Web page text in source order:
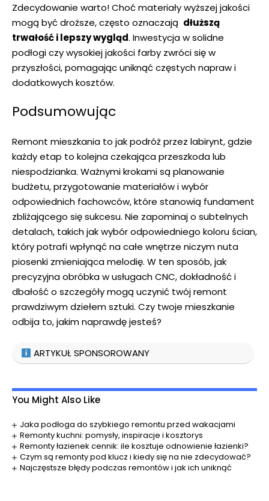
Zdecydowanie warto! Choć ‍materiały wyższej‍ jakości
mogą być droższe, ​często oznaczają ‌ dłuższą
trwałość​ i ⁣lepszy wygląd.​ Inwestycja w solidne⁣
podłogi czy wysokiej jakości farby‍ zwróci‍ się ⁢w
przyszłości, pomagając uniknąć częstych napraw i⁢
dodatkowych​ kosztów.
Podsumowując
Remont ⁤mieszkania to jak podróż przez labirynt, gdzie
⁤każdy etap to kolejna ⁣czekająca przeszkoda lub
niespodzianka. Ważnymi‍ krokami są planowanie⁣
budżetu, przygotowanie materiałów i wybór
odpowiednich fachowców, ⁢które⁣ stanowią fundament
zbliżającego się sukcesu. Nie zapominaj o⁢ subtelnych
detalach, takich jak wybór odpowiedniego koloru ścian,
który potrafi wpłynąć na całe wnętrze niczym nuta
⁤piosenki ⁣zmieniająca melodię. W ten sposób, jak
precyzyjna ⁣obróbka ⁢w usługach CNC, dokładność i
dbałość⁣ o szczegóły mogą uczynić⁣ twój remont
prawdziwym dziełem sztuki.⁤ Czy twoje mieszkanie
odbija to,⁣ jakim naprawdę jesteś?
ARTYKUŁ SPONSOROWANY
You Might Also Like
Jaka podłoga do szybkiego remontu przed wakacjami
Remonty kuchni: pomysły, inspiracje i kosztorys
Remonty łazienek cennik: ile kosztuje odnowienie łazienki?
Czym są remonty pod klucz i kiedy się na nie zdecydować?
Najczęstsze błędy podczas remontów i jak ich uniknąć